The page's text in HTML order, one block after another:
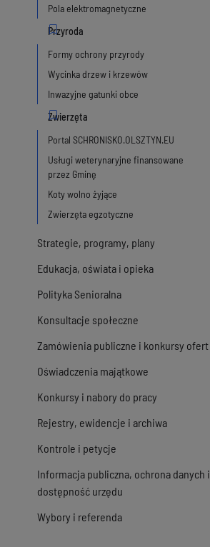
Pola elektromagnetyczne
Formy ochrony przyrody
Wycinka drzew i krzewów
Inwazyjne gatunki obce
Portal SCHRONISKO.OLSZTYN.EU
Usługi weterynaryjne finansowane
przez Gminę
Koty wolno żyjące
Zwierzęta egzotyczne
Strategie, programy, plany
Edukacja, oświata i opieka
Polityka Senioralna
Konsultacje społeczne
Zamówienia publiczne i konkursy ofert
Oświadczenia majątkowe
Konkursy i nabory do pracy
Rejestry, ewidencje i archiwa
Kontrole i petycje
Informacja publiczna, ochrona danych i
dostępność urzędu
Wybory i referenda